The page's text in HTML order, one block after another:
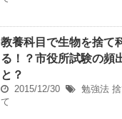
教養科目で生物を捨て
る！？市役所試験の頻
と？
2015/12/30 勉強法
て